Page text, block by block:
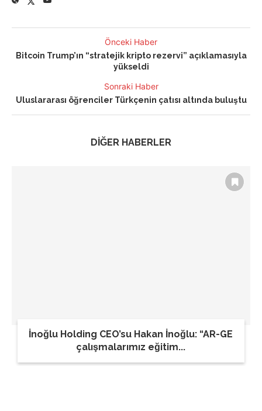
Önceki Haber
Bitcoin Trump’ın “stratejik kripto rezervi” açıklamasıyla
yükseldi
Sonraki Haber
Uluslararası öğrenciler Türkçenin çatısı altında buluştu
DİĞER HABERLER
İnoğlu Holding CEO’su Hakan İnoğlu: “AR-GE
çalışmalarımız eğitim...